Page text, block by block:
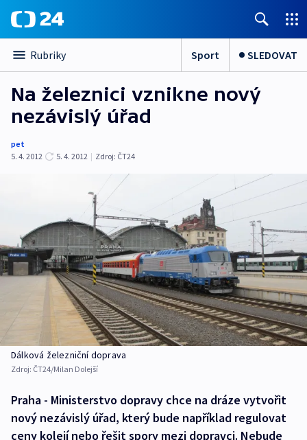
Rubriky Sport SLEDOVAT
Na železnici vznikne nový
nezávislý úřad
pet
5. 4. 2012
5. 4. 2012 | Zdroj: ČT24
Dálková železniční doprava
Zdroj: ČT24/Milan Dolejší
Praha - Ministerstvo dopravy chce na dráze vytvořit
nový nezávislý úřad, který bude například regulovat
ceny kolejí nebo řešit spory mezi dopravci. Nebude